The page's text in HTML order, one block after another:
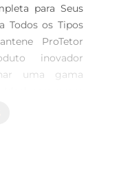
para Seus
Todos os Tipos
ProTetor
inovador
uma gama
este spray